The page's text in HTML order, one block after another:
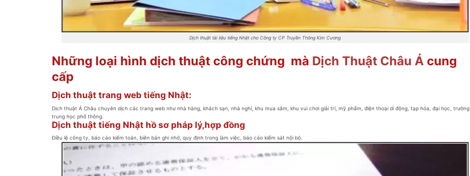
Dịch thuật tài liệu tiếng Nhật cho Công ty CP Truyền Thông Kim Cương
Những loại hình dịch thuật công chứng mà Dịch Thuật Châu Á cung
cấp
Dịch thuật trang web tiếng Nhật:
Dịch thuật Á Châu chuyên dịch các trang web như nhà hàng, khách sạn, nhà nghỉ, khu mua sắm, khu vui chơi giải trí, mỹ phẩm, điện thoại di động, tạp hóa, đại học, trường
trung học phổ thông.
Dịch thuật tiếng Nhật hồ sơ pháp lý,hợp đồng
Điều lệ công ty, báo cáo kiểm toán, biên bản ghi nhớ, quy định trong làm việc, báo cáo kiểm sát nội bộ.